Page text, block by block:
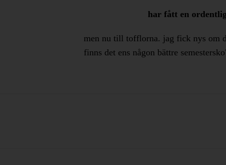
har fått en
men nu till tofflorna. jag fick nys om
finns det ens någon bättre